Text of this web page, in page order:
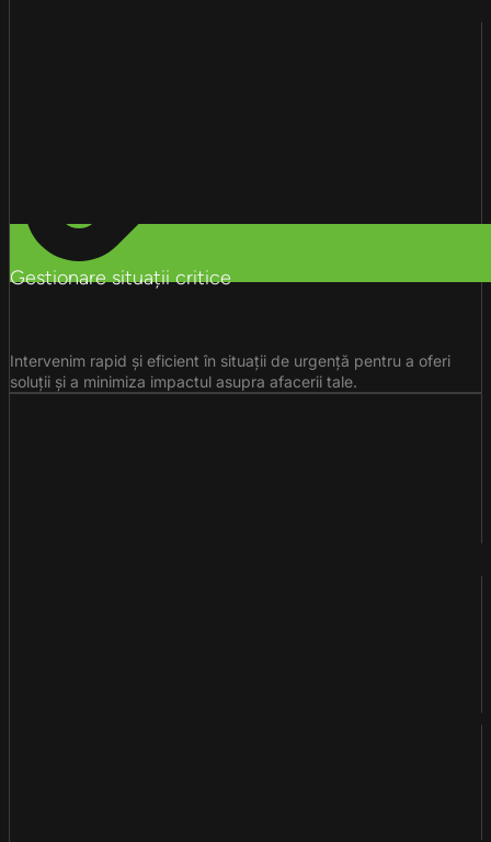
Gestionare situații critice
Intervenim rapid și eficient în situații de urgență pentru a oferi
soluții și a minimiza impactul asupra afacerii tale.